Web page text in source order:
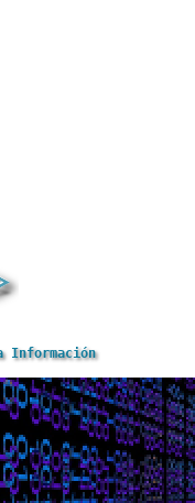
Información